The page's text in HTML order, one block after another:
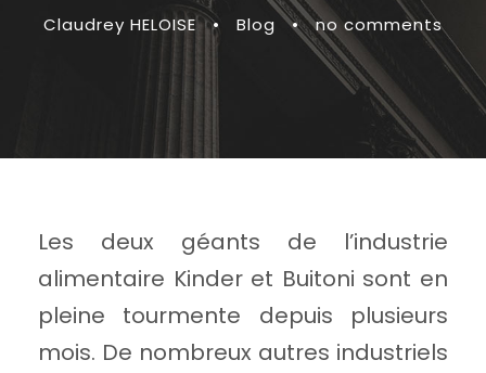
Claudrey HELOISE • Blog • no comments
Les deux géants de l’industrie
alimentaire Kinder et Buitoni sont en
pleine tourmente depuis plusieurs
mois. De nombreux autres industriels